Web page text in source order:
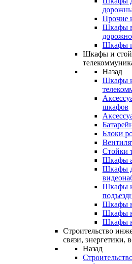
Прочие
Шкафы
Шкафы
Шкафы и
Назад
Шкафы
шкафов
Блоки
Стойки
Шкафы
Шкафы
Шкафы
Шкафы
Шкафы
Шкафы
Строительство
связи, энергетики,
Назад